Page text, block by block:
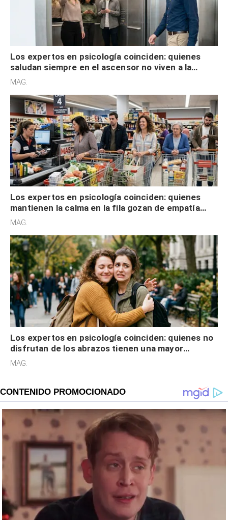
Los expertos en psicología coinciden: quienes
saludan siempre en el ascensor no viven a la
defensiva y tienen apertura social
MAG.
Los expertos en psicología coinciden: quienes
mantienen la calma en la fila gozan de empatía
cognitiva, gratitud y no solo tienen autocontrol
MAG.
Los expertos en psicología coinciden: quienes no
disfrutan de los abrazos tienen una mayor
sensibilidad a los estímulos físicos y no es por
MAG.